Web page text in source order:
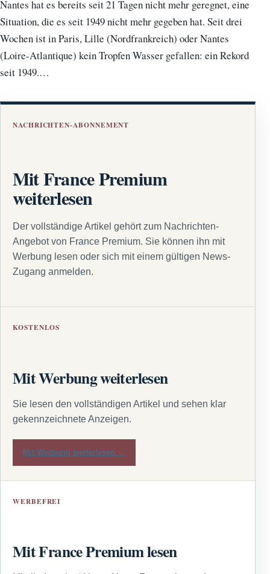
Nantes hat es bereits seit 21 Tagen nicht mehr geregnet, eine
Situation, die es seit 1949 nicht mehr gegeben hat. Seit drei
Wochen ist in Paris, Lille (Nordfrankreich) oder Nantes
(Loire-Atlantique) kein Tropfen Wasser gefallen: ein Rekord
seit 1949.…
NACHRICHTEN-ABONNEMENT
Mit France Premium
weiterlesen
Der vollständige Artikel gehört zum Nachrichten-
Angebot von France Premium. Sie können ihn mit
Werbung lesen oder sich mit einem gültigen News-
Zugang anmelden.
KOSTENLOS
Mit Werbung weiterlesen
Sie lesen den vollständigen Artikel und sehen klar
gekennzeichnete Anzeigen.
Mit Werbung weiterlesen →
WERBEFREI
Mit France Premium lesen